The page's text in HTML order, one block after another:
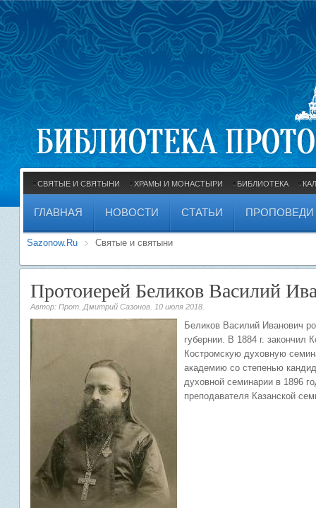
СВЯТЫЕ И СВЯТЫНИ ХРАМЫ И МОНАСТЫРИ БИБЛИОТЕКА
ГЛАВНАЯ НОВОСТИ СТАТЬИ ПРОПОВЕДИ
Sazonow.Ru Святые и святыни
Протоиерей Беликов Василий
Автор: Прот. Дмитрий Сазонов. 10 июля 2018
Беликов Василий Иванович
губернии. В 1884 г. закончил
Костромскую духовную
академию со степенью
духовной семинарии в 1896
преподавателя Казанской